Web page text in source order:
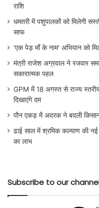
राशि
धमतरी में पशुपालकों को मिलेगी
साफ
‘एक पेड़ माँ के नाम’ अभियान को
मंत्री राजेश अग्रवाल ने रजवार
सकारात्मक पहल
GPM में 18 अगस्त से राज्य
दिखाएंगे दम
पौन एकड़ में अदरक ने बदली
ढाई साल में श्रमिक कल्याण की
का लाभ
Subscribe to our